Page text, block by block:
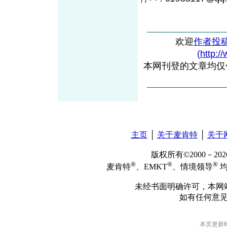
欢迎作者投
(http://
本网刊登的文章均
主页│ 关于麦肯特│ 关于
版权所有©2000－
麦肯特® 、EMKT® 、情境领导®
未经书面明确许可，本
如有任何意
本页更新